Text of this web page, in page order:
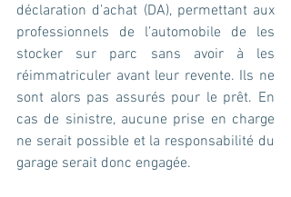
déclaration d’achat (DA), permettant aux
professionnels de l’automobile de les
stocker sur parc sans avoir à les
réimmatriculer avant leur revente. Ils ne
sont alors pas assurés pour le prêt. En
cas de sinistre, aucune prise en charge
ne serait possible et la responsabilité du
garage serait donc engagée.